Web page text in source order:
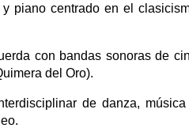
piano centrado en el
con bandas sonoras de
del Oro).
de danza,